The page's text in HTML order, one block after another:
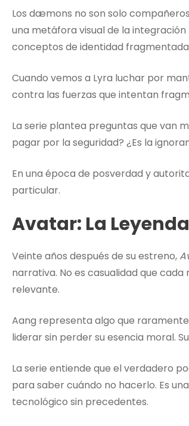
Los dæmons no son solo
una metáfora visual de la
conceptos de identidad
Cuando vemos a Lyra luchar por
contra las fuerzas que intentan
La serie plantea preguntas que van
pagar por la seguridad? ¿Es la
En una época de posverdad y
particular.
Avatar: La
Veinte años después de su estreno,
narrativa. No es casualidad que
relevante.
Aang representa algo que
liderar sin perder su esencia moral.
La serie entiende que el verdadero
para saber cuándo no hacerlo. Es
tecnológico sin precedentes.